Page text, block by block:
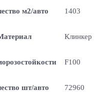
м2/авто 1403
Клинкер
F100
шт/авто 72960